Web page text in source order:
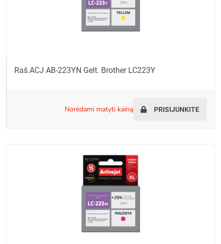
Raš.ACJ AB-223YN Gelt. Brother LC223Y
norėdami matyti kainą PRISIJUNKITE